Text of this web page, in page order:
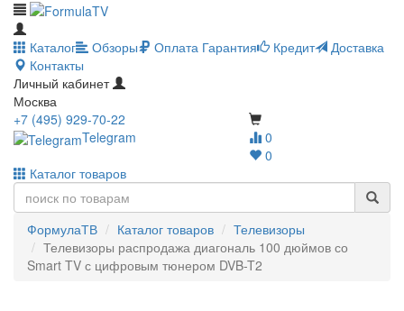
Каталог Обзоры Оплата Гарантия Кредит
Доставка
Контакты
Личный кабинет
Москва
0
0
+7 (495) 929-70-22
Telegram
Каталог товаров
ФормулаТВ Каталог товаров
Телевизоры
Телевизоры распродажа диагональ 100 дюймов со
Smart TV с цифровым тюнером DVB-T2